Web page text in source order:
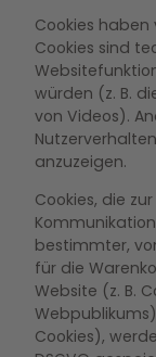
Cookies haben
Cookies sind
würden (z. B.
von Videos).
anzuzeigen.
Cookies, die
bestimmter,
für die
Website (z. B.
Cookies),